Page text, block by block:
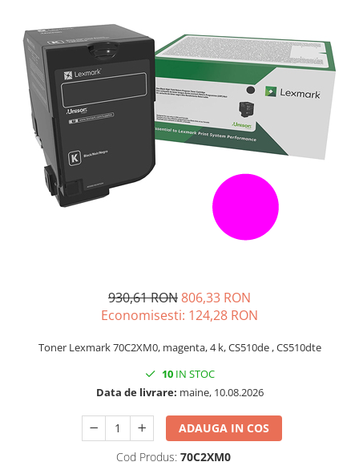
Hard disk-uri externe
Card reader
Placi captura
Adaptoare PCI / PCIe
Accesorii retelistica
PDU
930,61 RON806,33 RON
Economisesti: 124,28 RON
Toner Lexmark 70C2XM0, magenta, 4 k, CS510de , CS510dte
10IN STOC
Data de livrare: maine, 10.08.2026
ADAUGA IN COS
Cod Produs: 70C2XM0